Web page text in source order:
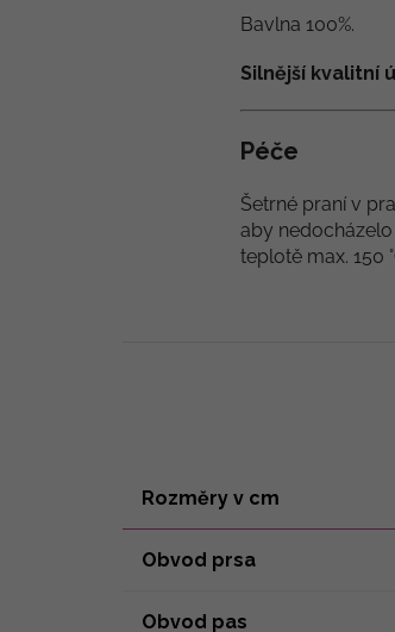
Bavlna 100%.
Silnější kvalitní
Péče
Šetrné praní v
aby
teplotě max. 150
Rozměry v cm
Obvod prsa
Obvod pas